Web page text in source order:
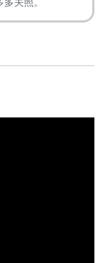
关照。